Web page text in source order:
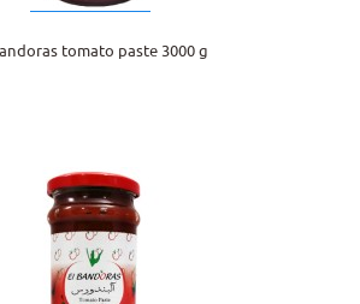
tomato paste 3000 g